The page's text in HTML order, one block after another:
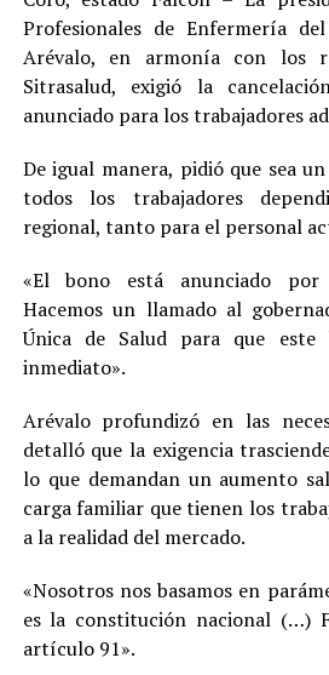
Profesionales de Enfermería
Arévalo, en armonía con los
Sitrasalud, exigió la
anunciado para los trabajadores
De igual manera, pidió que sea
todos los trabajadores
regional, tanto para el personal
«El bono está anunciado por
Hacemos un llamado al
Única de Salud para que este
inmediato».
Arévalo profundizó en las
detalló que la exigencia
lo que demandan un aumento
carga familiar que tienen los
a la realidad del mercado.
«Nosotros nos basamos en
es la constitución nacional (…)
artículo 91».